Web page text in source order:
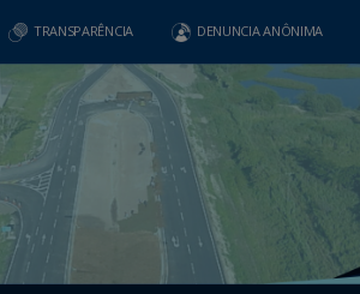
TRANSPARÊNCIA DENUNCIA ANÔNIMA